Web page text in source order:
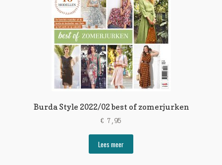
Burda Style 2022/02 best of zomerjurken
€ 7,95
Lees meer